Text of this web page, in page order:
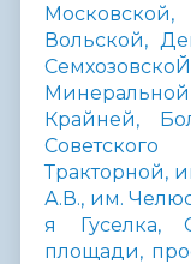
Вольской,
Крайней,
Тракторной,
А.В., им.
я Гуселка,
площади,